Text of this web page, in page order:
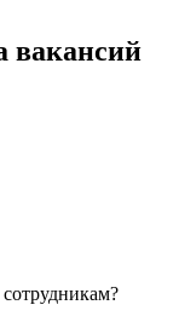
вакансий